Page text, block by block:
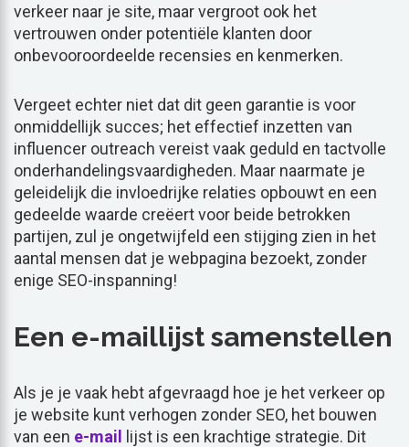
verkeer naar je site, maar vergroot ook het
vertrouwen onder potentiële klanten door
onbevooroordeelde recensies en kenmerken.
Vergeet echter niet dat dit geen garantie is voor
onmiddellijk succes; het effectief inzetten van
influencer outreach vereist vaak geduld en tactvolle
onderhandelingsvaardigheden. Maar naarmate je
geleidelijk die invloedrijke relaties opbouwt en een
gedeelde waarde creëert voor beide betrokken
partijen, zul je ongetwijfeld een stijging zien in het
aantal mensen dat je webpagina bezoekt, zonder
enige SEO-inspanning!
Een e-maillijst samenstellen
Als je je vaak hebt afgevraagd hoe je het verkeer op
je website kunt verhogen zonder SEO, het bouwen
van een e-mail
lijst is een krachtige strategie. Dit